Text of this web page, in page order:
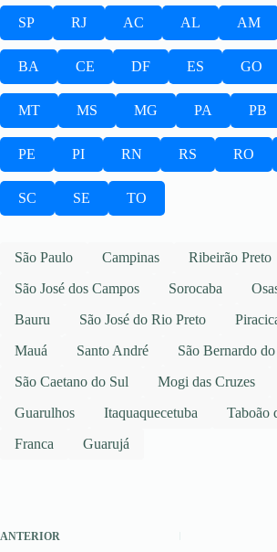
SP RJ AC AL AM
BA CE DF ES GO
MT MS MG PA PB
PE PI RN RS RO
SC SE TO
São Paulo Campinas Ribeirão Preto
São José dos Campos
Sorocaba
Bauru
São José do Rio Preto
Mauá
Santo André
São Bernardo
São Caetano do Sul
Mogi das Cruzes
Guarulhos
Itaquaquecetuba
Taboão
Franca
Guarujá
ANTERIOR